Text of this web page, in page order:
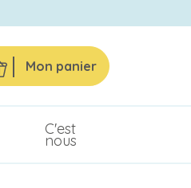
Mon panier
C'est
nous